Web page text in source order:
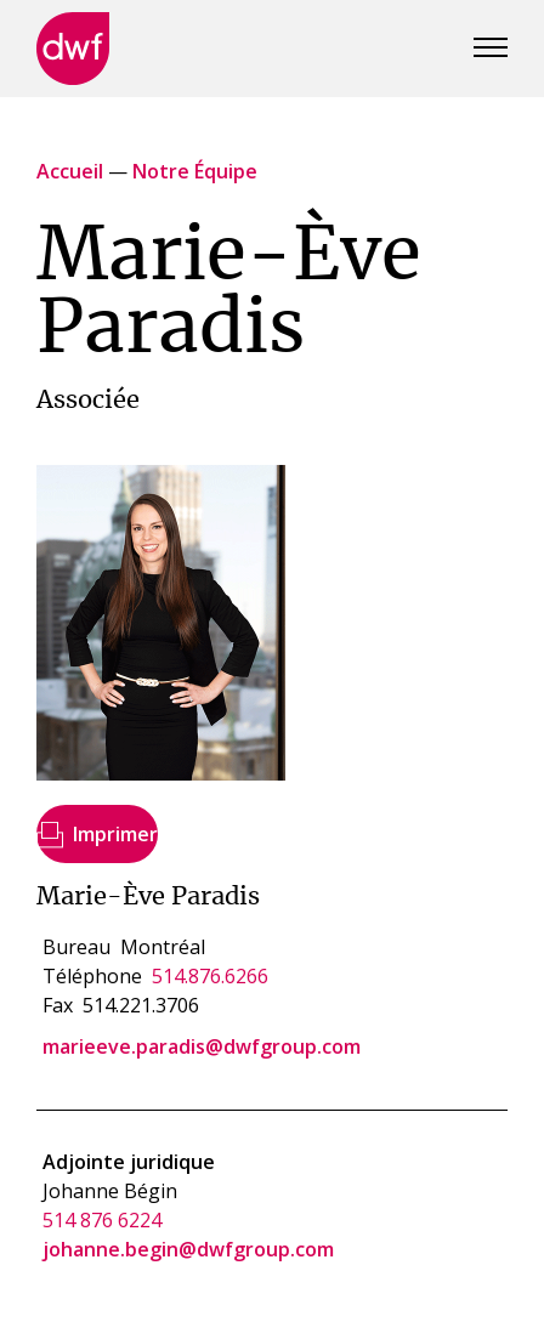
Accueil — Notre Équipe
Marie-Ève
Paradis
Associée
Imprimer
Marie-Ève Paradis
Bureau Montréal
Téléphone 514.876.6266
Fax 514.221.3706
marieeve.paradis@dwfgroup.com
Adjointe juridique
Johanne Bégin
514 876 6224
johanne.begin@dwfgroup.com